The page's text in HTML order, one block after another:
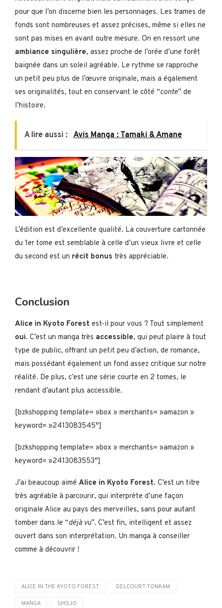
pour que l’on discerne bien les personnages. Les trames de
fonds sont nombreuses et assez précises, même si elles ne
sont pas mises en avant outre mesure. On en ressort une
ambiance singulière, assez proche de l’orée d’une forêt
baignée dans un soleil agréable. Le rythme se rapproche
un petit peu plus de l’œuvre originale, mais a également
ses originalités, tout en conservant le côté “conte” de
l’histoire.
A lire aussi : Avis Manga : Tamaki & Amane
L’édition est d’excellente qualité. La couverture cartonnée
du 1er tome est semblable à celle d’un vieux livre et celle
du second est un récit bonus très appréciable.
Conclusion
Alice in Kyoto Forest est-il pour vous ? Tout simplement
oui. C’est un manga très accessible, qui peut plaire à tout
type de public, offrant un petit peu d’action, de romance,
mais possédant également un fond assez critique sur notre
réalité. De plus, c’est une série courte en 2 tomes, le
rendant d’autant plus accessible.
[bzkshopping template= »box » merchants= »amazon »
keyword= »2413083545″]
[bzkshopping template= »box » merchants= »amazon »
keyword= »2413083553″]
J’ai beaucoup aimé Alice in Kyoto Forest. C’est un titre
très agréable à parcourir, qui interprète d’une façon
originale Alice au pays des merveilles, sans pour autant
tomber dans le “déjà vu”. C’est fin, intelligent et assez
ouvert dans son interprétation. Un manga à conseiller
comme à découvrir !
ALICE IN THE KYOTO FOREST DELCOURT-TONKAM
MANGA SHOJO